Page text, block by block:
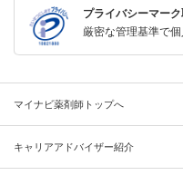
プライバシーマー
厳密な管理基準で個
マイナビ薬剤師トップへ
キャリアアドバイザー紹介